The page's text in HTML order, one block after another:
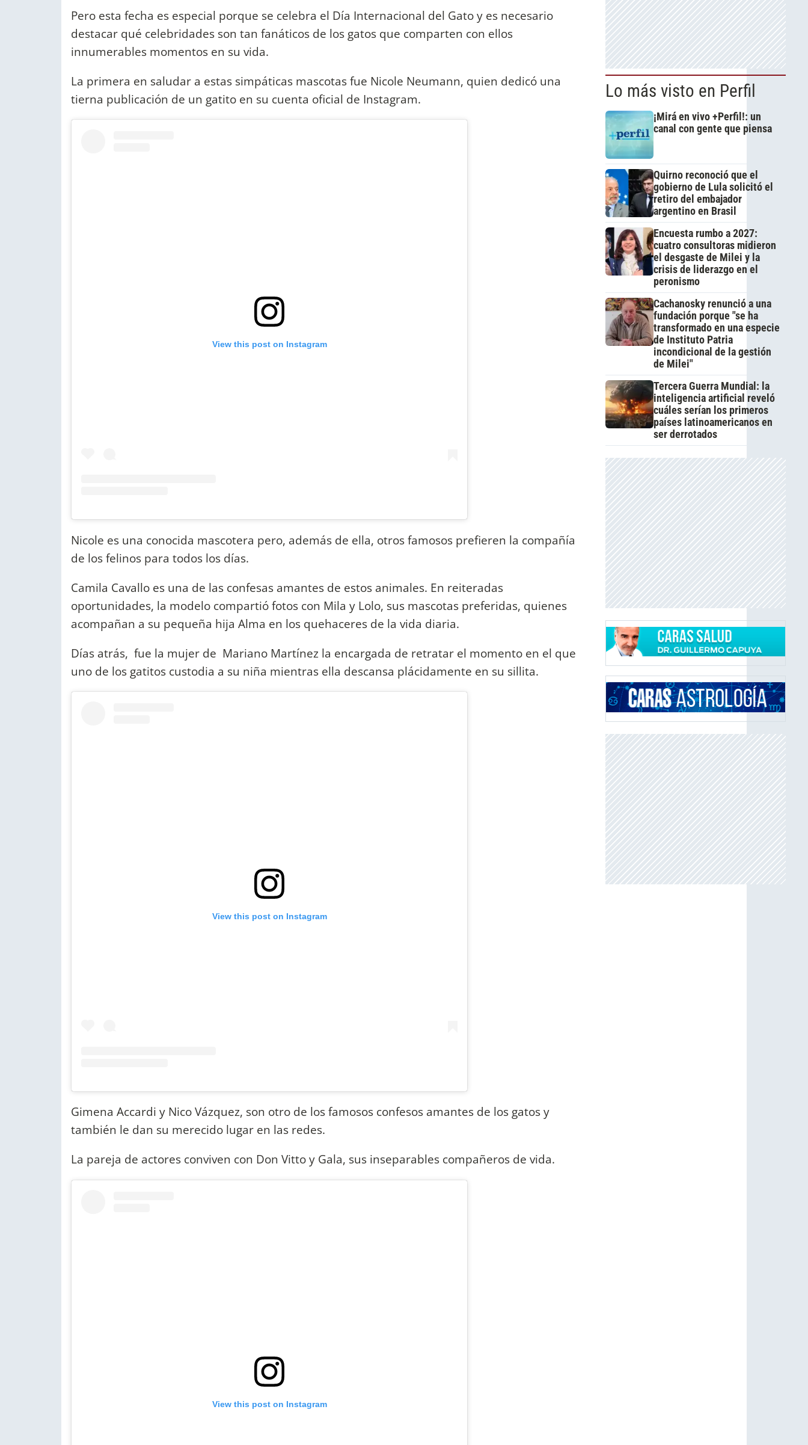
Pero esta fecha es especial porque se celebra el Día Internacional del Gato y es necesario
destacar qué celebridades son tan fanáticos de los gatos que comparten con ellos
innumerables momentos en su vida.
La primera en saludar a estas simpáticas mascotas fue Nicole Neumann, quien dedicó una
tierna publicación de un gatito en su cuenta oficial de Instagram.
View this post on Instagram
Nicole es una conocida mascotera pero, además de ella, otros famosos prefieren la compañía
de los felinos para todos los días.
Camila Cavallo es una de las confesas amantes de estos animales. En reiteradas
oportunidades, la modelo compartió fotos con Mila y Lolo, sus mascotas preferidas, quienes
acompañan a su pequeña hija Alma en los quehaceres de la vida diaria.
Días atrás, fue la mujer de Mariano Martínez la encargada de retratar el momento en el que
uno de los gatitos custodia a su niña mientras ella descansa plácidamente en su sillita.
View this post on Instagram
Gimena Accardi y Nico Vázquez, son otro de los famosos confesos amantes de los gatos y
también le dan su merecido lugar en las redes.
La pareja de actores conviven con Don Vitto y Gala, sus inseparables compañeros de vida.
View this post on Instagram
Lo más visto en Perfil
¡Mirá en vivo +Perfil!: un
canal con gente que piensa
Quirno reconoció que el
gobierno de Lula solicitó el
retiro del embajador
argentino en Brasil
Encuesta rumbo a 2027:
cuatro consultoras midieron
el desgaste de Milei y la
crisis de liderazgo en el
peronismo
Cachanosky renunció a una
fundación porque "se ha
transformado en una especie
de Instituto Patria
incondicional de la gestión
de Milei"
Tercera Guerra Mundial: la
inteligencia artificial reveló
cuáles serían los primeros
países latinoamericanos en
ser derrotados